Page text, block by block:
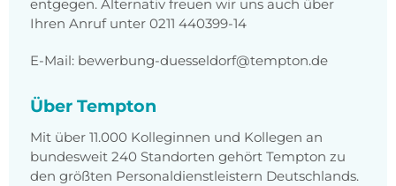
entgegen. Alternativ freuen wir uns auch über
Ihren Anruf unter 0211 440399-14
E-Mail: bewerbung-duesseldorf@tempton.de
Über Tempton
Mit über 11.000 Kolleginnen und Kollegen an
bundesweit 240 Standorten gehört Tempton zu
den größten Personaldienstleistern Deutschlands.